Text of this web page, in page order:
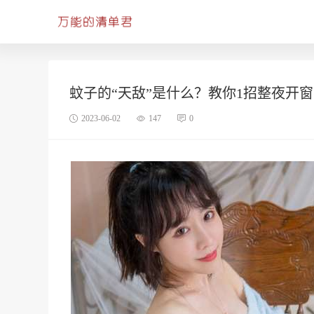
蚊子的“天敌”是什么？教你1招整夜开
2023-06-02 147 0